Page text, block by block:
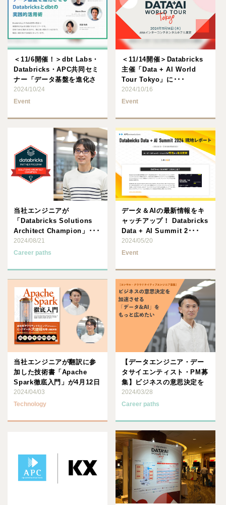
＜11/6開催！＞dbt Labs・
Databricks・APC共同セミ
ナー「データ基盤を進化さ
せる･･･
2024/10/24
Event
＜11/14開催＞Databricks
主催「Data + AI World
Tour Tokyo」に･･･
2024/10/16
Event
当社エンジニアが
「Databricks Solutions
Architect Champion」･･･
2024/08/21
Career paths
データ＆AIの最新情報をキ
ャッチアップ！ Databricks
Data + AI Summit 2･･･
2024/05/20
Event
当社エンジニアが翻訳に参
加した技術書「Apache
Spark徹底入門」が4月12日
に発売！
2024/04/03
Technology
【データエンジニア・デー
タサイエンティスト・PM募
集】ビジネスの意思決定を
加速させる「データ
&AI」･･･
2024/03/28
Career paths